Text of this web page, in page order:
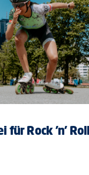
für Rock ’n’ Roll